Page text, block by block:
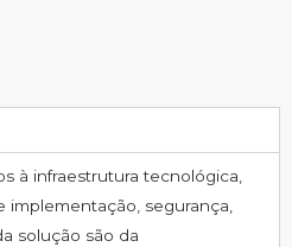
à infraestrutura tecnológica,
segurança,
solução são da